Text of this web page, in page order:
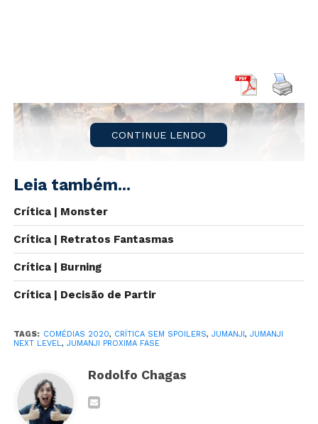
alguém tirar”.Foi assim, lendo o resultado da sua
para dentro do mundo deJumanji
em uma aventura fantasiosa e sombria com toques de
suspense, comédia, romance e drama. Animais
CONTINUE LENDO
Leia também...
Crítica | Monster
Crítica | Retratos Fantasmas
Crítica | Burning
Crítica | Decisão de Partir
TAGS: COMÉDIAS 2020, CRÍTICA SEM SPOILERS, JUMANJI, JUMANJI
NEXT LEVEL, JUMANJI PROXIMA FASE
Rodolfo Chagas